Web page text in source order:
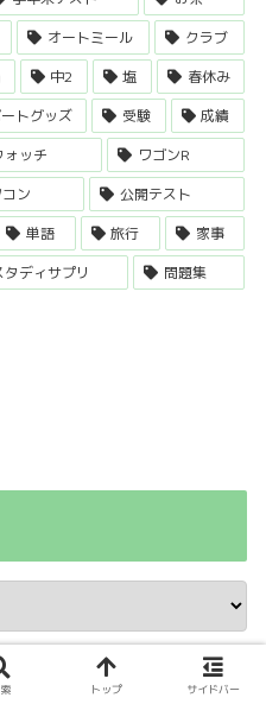
オートミール
クラブ
中2 塩
春休み
トグッズ 受験
成績
ォッチ
ワゴンR
ン
公開テスト
単語 旅行
家事
タディサプリ 問題集
子供の勉強は、親がどれだ
トップ サイドバー